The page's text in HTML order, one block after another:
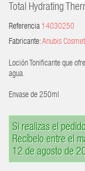
Total Hydrating
Referencia 14030250
Fabricante:Anubis
Loción Tonificante que
agua.
Envase de 250ml
Si realizas el
Recíbelo entre el
12 de agosto de